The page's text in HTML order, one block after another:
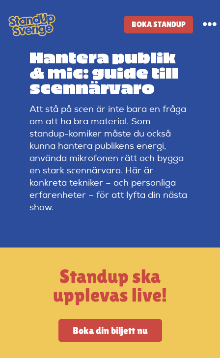
to
content
BOKA STANDUP
Standup-butik
Komiker
Lineup
Tidigare lineup
Klubbar
Kontakta oss
Hantera publik
& mic: guide till
scennärvaro
Att stå på scen är inte bara en fråga
om att ha bra material. Som
standup-komiker måste du också
kunna hantera publikens energi,
använda mikrofonen rätt och bygga
en stark scennärvaro. Här är
konkreta tekniker – och personliga
erfarenheter – för att lyfta din nästa
show.
Standup ska
upplevas live!
Boka din biljett nu